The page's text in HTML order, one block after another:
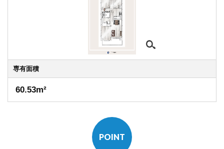
専有面積
60.53m²
POINT